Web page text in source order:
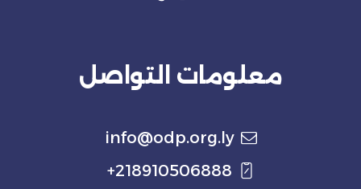
معلومات التواصل
info@odp.org.ly
218910506888+